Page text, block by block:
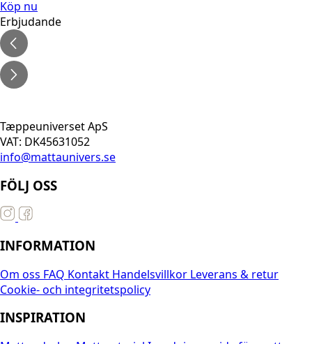
Köp nu
Erbjudande
Tæppeuniverset ApS
VAT: DK45631052
info@mattaunivers.se
FÖLJ OSS
INFORMATION
Om oss FAQ Kontakt Handelsvillkor Leverans & retur
Cookie- och integritetspolicy
INSPIRATION